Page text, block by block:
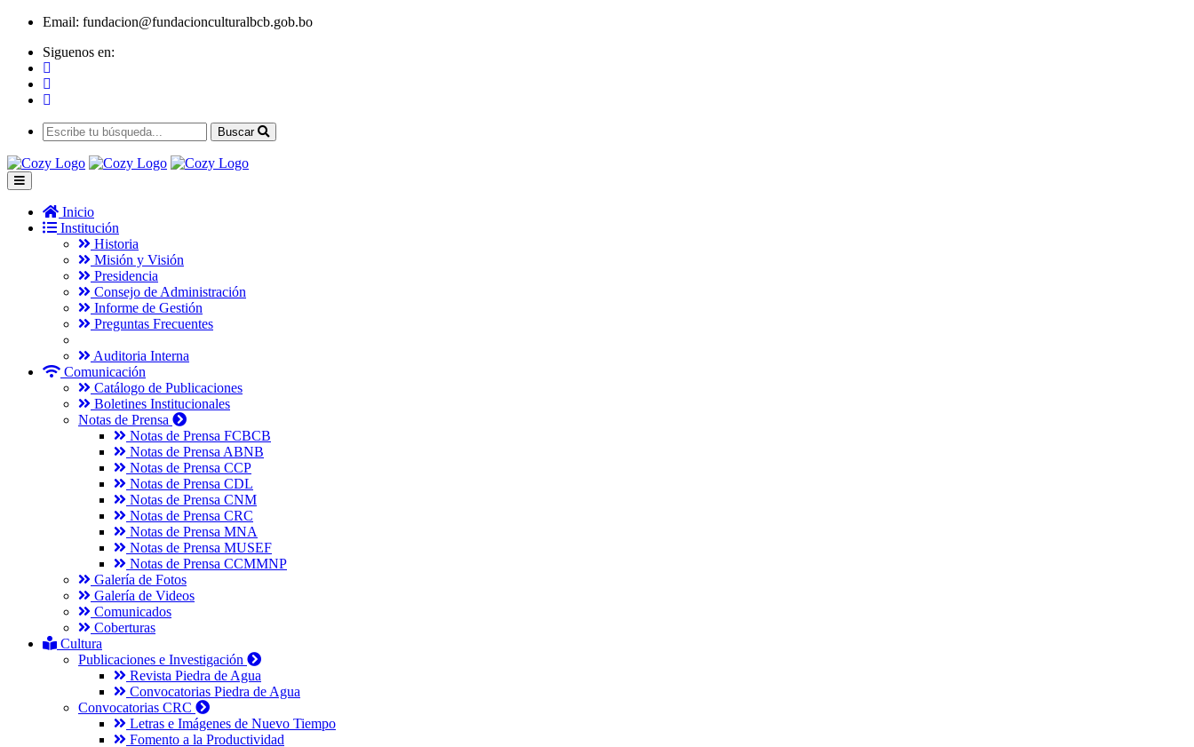
Email: fundacion@fundacionculturalbcb.gob.bo
Siguenos en:
Buscar
Inicio
Institución
Historia
Misión y Visión
Presidencia
Consejo de Administración
Informe de Gestión
Preguntas Frecuentes
Auditoria Interna
Comunicación
Catálogo de Publicaciones
Boletines Institucionales
Notas de Prensa
Notas de Prensa FCBCB
Notas de Prensa ABNB
Notas de Prensa CCP
Notas de Prensa CDL
Notas de Prensa CNM
Notas de Prensa CRC
Notas de Prensa MNA
Notas de Prensa MUSEF
Notas de Prensa CCMMNP
Galería de Fotos
Galería de Videos
Comunicados
Coberturas
Cultura
Publicaciones e Investigación
Revista Piedra de Agua
Convocatorias Piedra de Agua
Convocatorias CRC
Letras e Imágenes de Nuevo Tiempo
Fomento a la Productividad